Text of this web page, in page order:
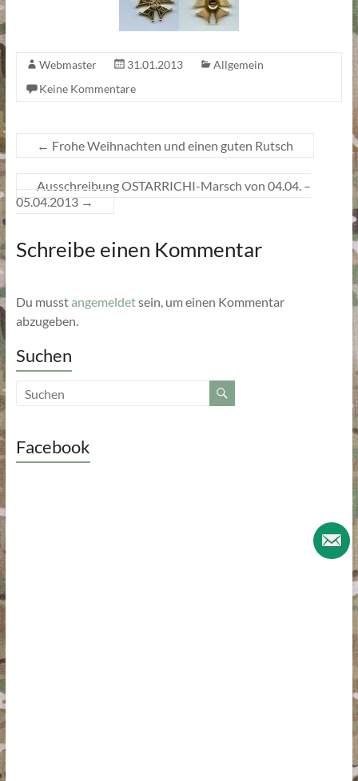
Webmaster 31.01.2013
Allgemein
Keine Kommentare
← Frohe Weihnachten und einen guten Rutsch
Ausschreibung OSTARRICHI-Marsch von 04.04. –
05.04.2013 →
Schreibe einen Kommentar
Du musstangemeldetsein, um einen Kommentar
abzugeben.
Suchen
Facebook